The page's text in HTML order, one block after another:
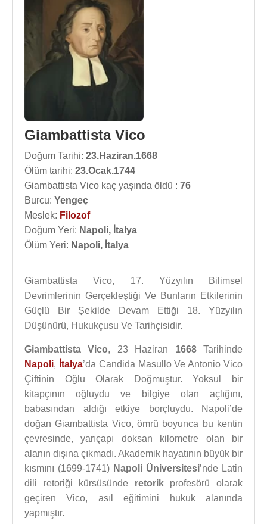
Giambattista Vico
Doğum Tarihi: 23.Haziran.1668
Ölüm tarihi: 23.Ocak.1744
Giambattista Vico kaç yaşında öldü : 76
Burcu: Yengeç
Meslek: Filozof
Doğum Yeri: Napoli, İtalya
Ölüm Yeri: Napoli, İtalya
Giambattista Vico, 17. Yüzyılın Bilimsel
Devrimlerinin Gerçekleştiği Ve Bunların Etkilerinin
Güçlü Bir Şekilde Devam Ettiği 18. Yüzyılın
Düşünürü, Hukukçusu Ve Tarihçisidir.
Giambattista Vico, 23 Haziran 1668Tarihinde
Napoli, İtalya’da Candida Masullo Ve Antonio Vico
Çiftinin Oğlu Olarak Doğmuştur. Yoksul bir
kitapçının oğluydu ve bilgiye olan açlığını,
babasından aldığı etkiye borçluydu. Napoli’de
doğan Giambattista Vico, ömrü boyunca bu kentin
çevresinde, yarıçapı doksan kilometre olan bir
alanın dışına çıkmadı. Akademik hayatının büyük bir
kısmını (1699-1741) Napoli Üniversitesi’nde Latin
dili retoriği kürsüsünde retorikprofesörü olarak
geçiren Vico, asıl eğitimini hukuk alanında
yapmıştır.